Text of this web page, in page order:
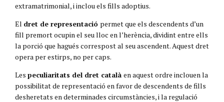
extramatrimonial, i inclou els fills adoptius.
El dret de representació permet que els descendents d’un
fill premort ocupin el seu lloc en l’herència, dividint entre ells
la porció que hagués correspost al seu ascendent. Aquest dret
opera per estirps, no per caps.
Les peculiaritats del dret català en aquest ordre inclouen la
possibilitat de representació en favor de descendents de fills
desheretats en determinades circumstàncies, i la regulació